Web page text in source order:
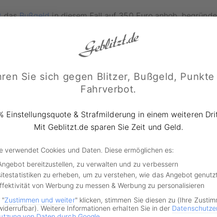
dasBußgeldin diesem Fall auf 350 Euro anhob,
(974 OWi 533 Js-OWi 18474/22) wie folgt:
und den höher angeordneten
eines Unfalls eine größere Gefährdung für andere
sei hierbei vor dem Hintergrund der Regelungen des § 37
Wechsellichtzeichen darauf abzielen würden, querende
im Kreuzungsbereich der Lichtzeichenanlage vor einem
Lkw
werden aufgrund der besonderen Gefahr, die von ihren
zum Beispiel bei Geschwindigkeitsverstößen, härter
Pkw- oder Motorrad-Fahrer außerhalb geschlossener
Sie sich gegen Blitzer, Bußgeld, Punkte
Fahrverbot.
Einstellungsquote & Strafmilderung in einem weiteren
Mit Geblitzt.de sparen Sie Zeit und Geld.
verwendet Cookies und Daten. Diese ermöglichen es:
bereitzustellen, zu verwalten und zu verbessern
zu erheben, um zu verstehen, wie das Angebot
von Werbung zu messen & Werbung zu personalisieren
"Zustimmen und weiter" klicken, stimmen Sie diesen zu (Ihre
Weitere Informationen erhalten Sie in der